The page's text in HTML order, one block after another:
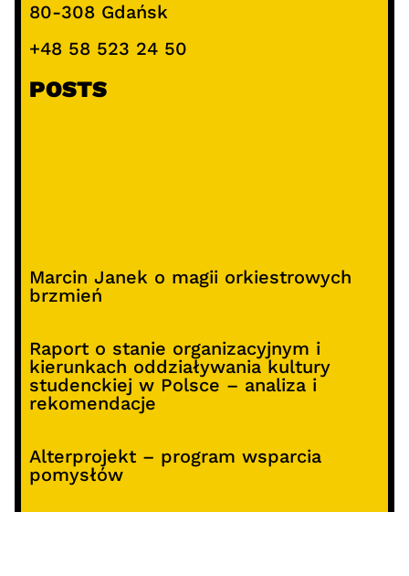
80-308 Gdańsk
+48 58 523 24 50
POSTS
Marcin Janek o magii orkiestrowych
brzmień
Raport o stanie organizacyjnym i
kierunkach oddziaływania kultury
studenckiej w Polsce – analiza i
rekomendacje
Alterprojekt – program wsparcia
pomysłów